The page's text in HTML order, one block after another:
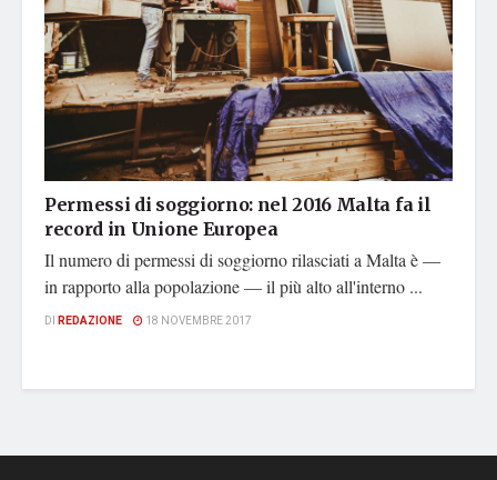
Permessi di soggiorno: nel 2016 Malta fa il
record in Unione Europea
Il numero di permessi di soggiorno rilasciati a Malta è —
in rapporto alla popolazione — il più alto all'interno ...
DI REDAZIONE 18 NOVEMBRE 2017